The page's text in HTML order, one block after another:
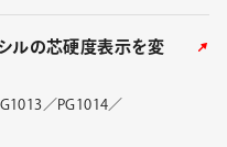
ルの芯硬度表示を変
／PG1014／